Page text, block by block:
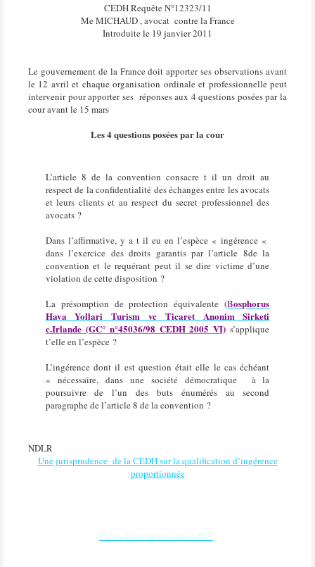
CEDH Requête N°12323/11
Me MICHAUD , avocat contre la France
Introduite le 19 janvier 2011
Le gouvernement de la France doit apporter ses observations avant
le 12 avril et chaque organisation ordinale et professionnelle peut
intervenir pour apporter ses réponses aux 4 questions posées par la
cour avant le 15 mars
Les 4 questions posées par la cour
L’article 8 de la convention consacre t il un droit au
respect de la confidentialité des échanges entre les avocats
et leurs clients et au respect du secret professionnel des
avocats ?
Dans l’affirmative, y a t il eu en l’espèce « ingérence «
dans l’exercice des droits garantis par l’article 8de la
convention et le requérant peut il se dire victime d’une
violation de cette disposition ?
La présomption de protection équivalente (Bosphorus
Hava Yollari Turism vc Ticaret Anonim Sirketi
c.Irlande (GC° n°45036/98 CEDH 2005 VI) s’applique
t’elle en l’espèce ?
L’ingérence dont il est question était elle le cas échéant
« nécessaire, dans une société démocratique à la
poursuivre de l’un des buts énumérés au second
paragraphe de l’article 8 de la convention ?
NDLR
Une jurisprudence de la CEDH sur la qualification d’ingérence
proportionnée
L’avis de communication PDF